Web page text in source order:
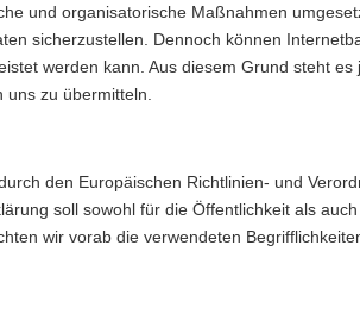
und organisatorische Maßnahmen
sicherzustellen. Dennoch können
werden kann. Aus diesem Grund steht es
zu übermitteln.
den Europäischen Richtlinien- und
soll sowohl für die Öffentlichkeit als
wir vorab die verwendeten